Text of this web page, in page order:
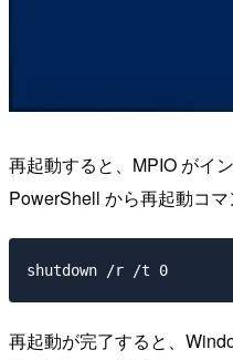
再起動すると、MPIO がイ
PowerShell から再起動コマ
再起動が完了すると、